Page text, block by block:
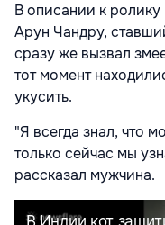
В описании к ролику
Арун Чандру,
сразу же вызвал
тот момент
укусить.
"Я всегда знал, что
только сейчас мы
рассказал мужчина.